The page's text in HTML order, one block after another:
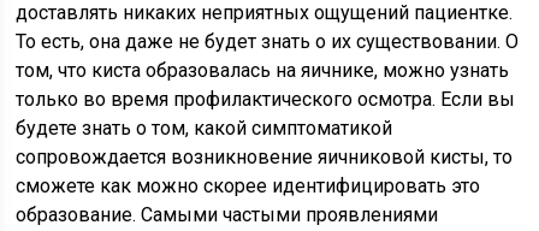
доставлять никаких неприятных ощущений пациентке.
То есть, она даже не будет знать о их существовании. О
том, что киста образовалась на яичнике, можно узнать
только во время профилактического осмотра. Если вы
будете знать о том, какой симптоматикой
сопровождается возникновение яичниковой кисты, то
сможете как можно скорее идентифицировать это
образование. Самыми частыми проявлениями